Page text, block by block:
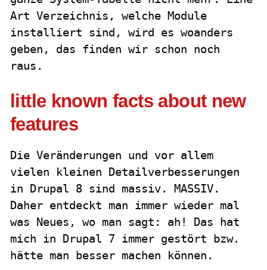
Art Verzeichnis, welche Module
installiert sind, wird es woanders
geben, das finden wir schon noch
raus.
little known facts about new
features
Die Veränderungen und vor allem
vielen kleinen Detailverbesserungen
in Drupal 8 sind massiv. MASSIV.
Daher entdeckt man immer wieder mal
was Neues, wo man sagt: ah! Das hat
mich in Drupal 7 immer gestört bzw.
hätte man besser machen können.